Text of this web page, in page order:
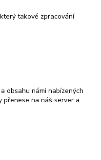
takové zpracování
obsahu námi nabízených
přenese na náš server a